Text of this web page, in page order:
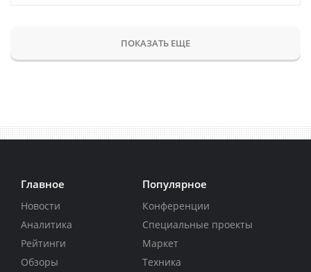
ПОКАЗАТЬ ЕЩЕ
Главное
Новости
Аналитика
Рейтинги
Обзоры
Популярное
Конференции
Специальные проекты
Маркет
Техника